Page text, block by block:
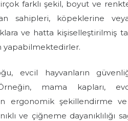
farklı şekil, boyut ve
sahipleri, köpeklerine
ve hatta kişiselleştirilmiş
yapabilmektedirler.
evcil hayvanların
Örneğin, mama kapları,
ergonomik şekillendirme ve
ve çiğneme